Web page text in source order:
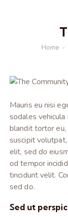
Home
Mauris eu nisi
sodales vehicula
blandit tortor
suscipit
elit, sed do
od tempor
tincidunt velit.
sed do.
Sed ut